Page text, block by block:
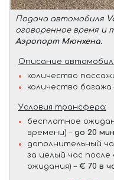
Подача автомобиля
оговоренное время и
Аэропорт Мюнхена.
Описание
количество
количество багажа
Условия трансфера:
бесплатное
времени) – до 20
дополнительный
за целый час после
ожидания) – € 70 в